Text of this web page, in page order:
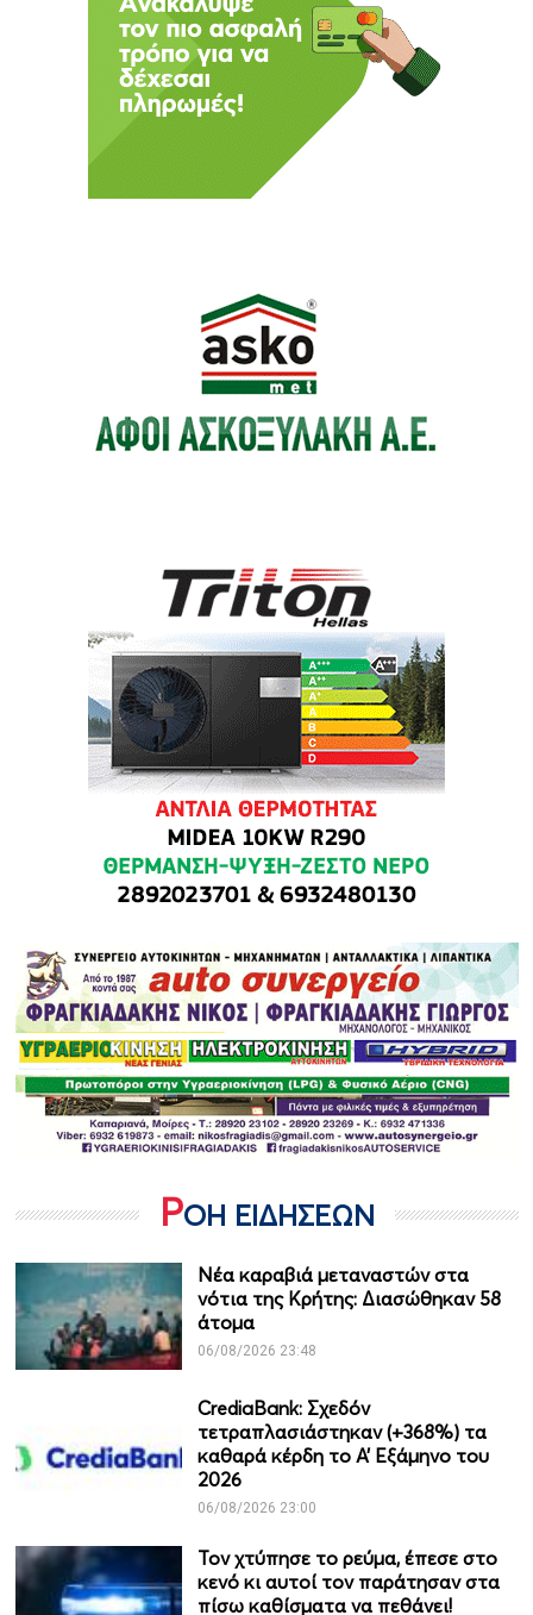
ΡΟΗ ΕΙΔΗΣΕΩΝ
Νέα καραβιά μεταναστών στα
νότια της Κρήτης: Διασώθηκαν 58
άτομα
06/08/2026 23:48
CrediaBank: Σχεδόν
τετραπλασιάστηκαν (+368%) τα
καθαρά κέρδη το Α’ Εξάμηνο του
2026
06/08/2026 23:00
Τον χτύπησε το ρεύμα, έπεσε στο
κενό κι αυτοί τον παράτησαν στα
πίσω καθίσματα να πεθάνει!